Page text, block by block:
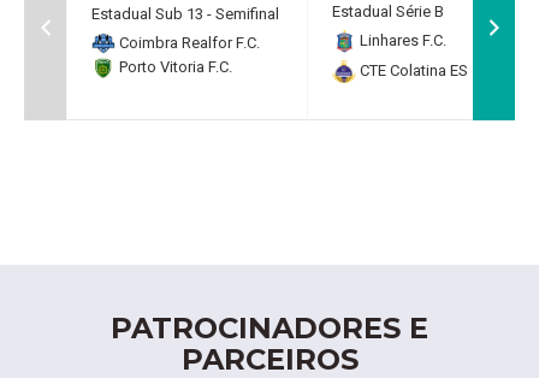
Estadual Sub 13 - Semifinal
Coimbra Realfor F.C.
Porto Vitoria F.C.
Estadual Série B
Linhares F.C.
CTE Colatina ES
PATROCINADORES E
PARCEIROS